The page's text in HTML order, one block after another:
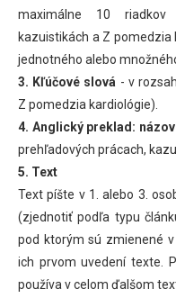
maximálne 10 riadkov
kazuistikách a Z pomedzia
jednotného alebo
3. Kľúčové slová - v
Z pomedzia kardiológie).
4. Anglický preklad:
prehľadových prácach,
5. Text
Text píšte v 1. alebo 3.
(zjednotiť podľa typu
pod ktorým sú zmienené
ich prvom uvedení texte.
používa v celom ďalšom